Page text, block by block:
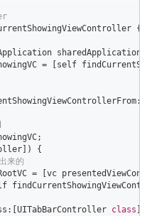
= [self
{
来的
= [vc
class